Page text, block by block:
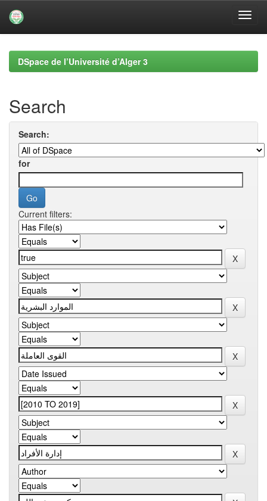
navigationDSpace de l’Université d’Alger 3
Search
Search:
for
Current filters: